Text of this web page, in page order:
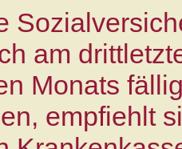
am
Monats
empfiehlt